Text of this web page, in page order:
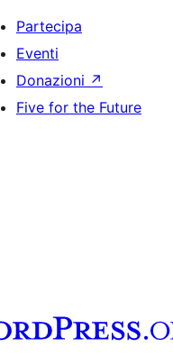
Partecipa
Eventi
Donazioni ↗
Five for the Future